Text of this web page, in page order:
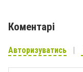
Коментарі
Авторизуватись